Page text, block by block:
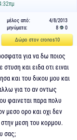
μέλος από:
4/8/2013
μηνύματα:
8
0
Δώρο στον cronos10
για να δω ποιος
και ειδα οτι ειναι
και του δικου μου και
για το αν οντως
φαινεται παρα πολυ
μεσο ορο και οχι δεν
μεση του κορμου.
σας;